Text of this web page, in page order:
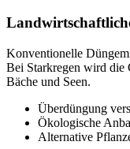
Konventionelle
Bei Starkregen wird die
Bäche und Seen.
Überdüngung
Ökologische
Alternative